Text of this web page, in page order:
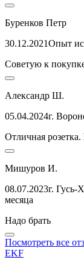
Буренков Петр
30.12.2021Опыт
Советую к
Александр Ш.
05.04.2024г.
Отличная
Мишуров И.
08.07.2023г. Гусь-
месяца
Надо брать
Посмотреть все
EKF